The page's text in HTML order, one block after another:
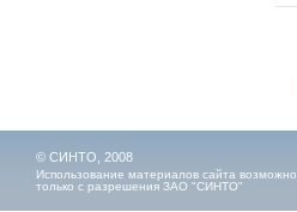
© СИНТО, 2008
Использование материалов сайта возможно
только с разрешения ЗАО "СИНТО"